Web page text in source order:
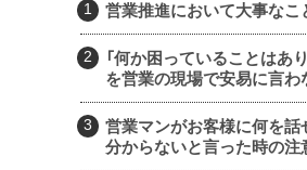
営業推進において大事なこ
「何か困っていることはあ
を営業の現場で安易に言わ
営業マンがお客様に何を話
分からないと言った時の注